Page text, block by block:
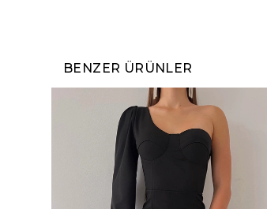
BENZER ÜRÜNLER